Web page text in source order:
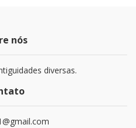
nós
diversas.